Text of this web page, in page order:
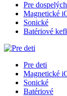
Pre dospelých
Magnetické
Sonické
Batériové
Pre deti
Magnetické
Sonické
Batériové